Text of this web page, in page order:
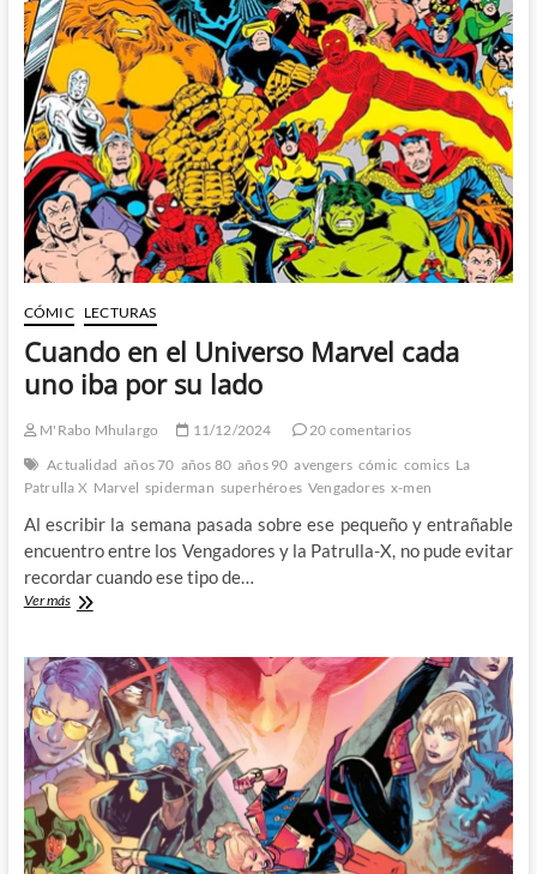
Geoff
Johns
y
Olivier
Coipel
fueron
unos
visionarios
CÓMIC LECTURAS
Cuando en el Universo Marvel cada
uno iba por su lado
M'Rabo Mhulargo 11/12/2024
20 comentarios
Actualidad años 70 años 80 años 90 avengers cómic comics La
Patrulla X Marvel spiderman superhéroes Vengadores x-men
Al escribir la semana pasada sobre ese pequeño y entrañable
encuentro entre los Vengadores y la Patrulla-X, no pude evitar
recordar cuando ese tipo de…
Ver másCuando
Universo
Marvel
cada
uno
iba
por
su
lado